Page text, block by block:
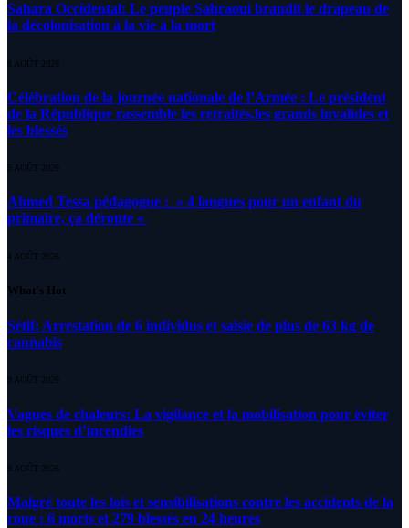
Sahara Occidental: Le peuple Sahraoui brandit le drapeau de
la décolonisation à la vie à la mort
8 AOÛT 2026
Célébration de la journée nationale de l’Armée : Le président
de la République rassemble les retraités,les grands invalides et
les blessés
5 AOÛT 2026
Ahmed Tessa pédagogue : » 4 langues pour un enfant du
primaire, ça déroute «
4 AOÛT 2026
What's Hot
Sétif: Arrestation de 6 individus et saisie de plus de 63 kg de
cannabis
9 AOÛT 2026
Vagues de chaleurs: La vigilance et la mobilisation pour éviter
les risques d’incendies
9 AOÛT 2026
Malgré toute les lois et sensibilisations contre les accidents de la
roue : 6 morts et 279 blessés en 24 heures